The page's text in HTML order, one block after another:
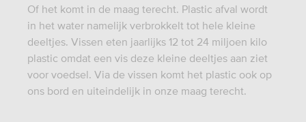
Of het komt in de maag terecht. Plastic afval wordt
in het water namelijk verbrokkelt tot hele kleine
deeltjes. Vissen eten jaarlijks 12 tot 24 miljoen kilo
plastic omdat een vis deze kleine deeltjes aan ziet
voor voedsel. Via de vissen komt het plastic ook op
ons bord en uiteindelijk in onze maag terecht.